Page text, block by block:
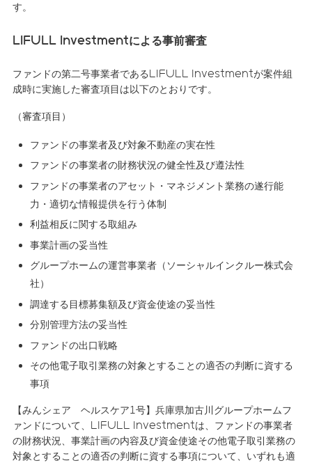
す。
LIFULL Investmentによる事前審査
ファンドの第二号事業者であるLIFULL Investmentが案件組
成時に実施した審査項目は以下のとおりです。
（審査項目）
ファンドの事業者及び対象不動産の実在性
ファンドの事業者の財務状況の健全性及び遵法性
ファンドの事業者のアセット・マネジメント業務の遂行能
力・適切な情報提供を行う体制
利益相反に関する取組み
事業計画の妥当性
グループホームの運営事業者（ソーシャルインクルー株式会
社）
調達する目標募集額及び資金使途の妥当性
分別管理方法の妥当性
ファンドの出口戦略
その他電子取引業務の対象とすることの適否の判断に資する
事項
【みんシェア ヘルスケア1号】兵庫県加古川グループホームフ
ァンドについて、LIFULL Investmentは、ファンドの事業者
の財務状況、事業計画の内容及び資金使途その他電子取引業務の
対象とすることの適否の判断に資する事項について、いずれも適